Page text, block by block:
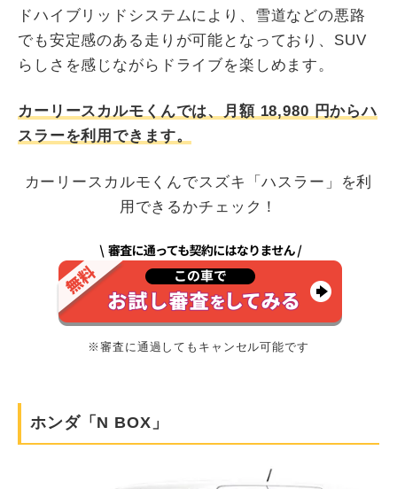
ドハイブリッドシステムにより、雪道などの悪路
でも安定感のある走りが可能となっており、SUV
らしさを感じながらドライブを楽しめます。
カーリースカルモくんでは、月額 18,980 円からハ
スラーを利用できます。
カーリースカルモくんでスズキ「ハスラー」を利
用できるかチェック！
※審査に通過してもキャンセル可能です
ホンダ「N BOX」